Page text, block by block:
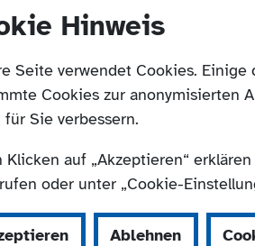
Hinweis
Seite verwendet Cookies.
Cookies zur anonymisierten
Sie verbessern.
Klicken auf „Akzeptieren“
oder unter „Cookie-
Ablehnen